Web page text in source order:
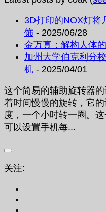
3D打印的NOX灯将
饰 - 2025/06/28
金万真：解构人体
加州大学伯克利分
机 - 2025/04/01
这个简易的辅助旋转器
着时间慢慢的旋转，它
度，一个小时转一圈。
可以设置手机每...
关注: